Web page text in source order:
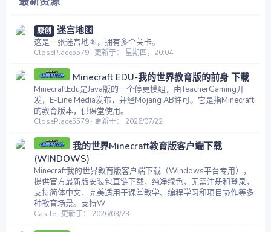
原创 迷宫地图
这是一张迷宫地图，拥有多个关卡。
ClosePlace5579 更新于： 星期四，20:04
Minecraft EDU-我的世界教育版的前身 下载
MinecraftEdu是Java版的一个停更模组，由TeacherGaming开
发，E-Line Media发布，并经Mojang AB许可。它是指Minecraft
的教育版本，供课堂使用。
ClosePlace5579 更新于： 2026/07/22
我的世界Minecraft教育版客户端下载
(WINDOWS)
Minecraft我的世界教育版客户端下载（Windows平台专用），
提供官方最新版安装包直链下载，纯净绿色，无需注册和登录，
支持简体中文，完美适用于课堂教学、编程学习和项目协作等多
种教育场景。支持W
Castle 更新于： 2026/03/23